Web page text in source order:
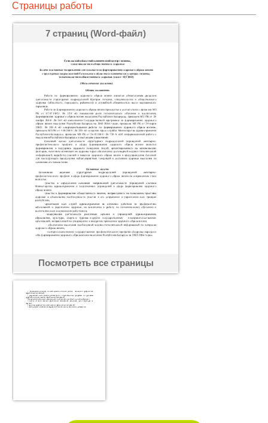
Страницы работы
7 страниц (Word-файл)
Посмотреть все страницы